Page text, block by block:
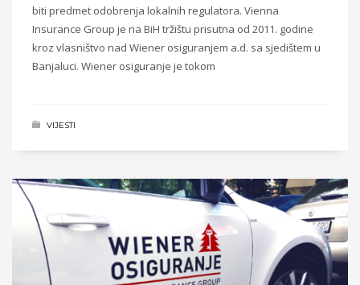
biti predmet odobrenja lokalnih regulatora. Vienna
Insurance Group je na BiH tržištu prisutna od 2011. godine
kroz vlasništvo nad Wiener osiguranjem a.d. sa sjedištem u
Banjaluci. Wiener osiguranje je tokom
VIJESTI